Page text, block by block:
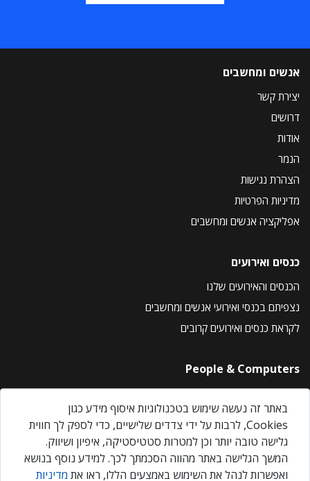
אנשים ומחשבים
יצירת קשר
דרושים
אודות
הנמר
הצהרת נגישות
מדיניות הפרטיות
אפליקציה אנשים ומחשבים
כנסים ואירועים
הכנסים והאירועים שלנו
נצפיתם בכנסי ואירועי אנשים ומחשבים
לקראת כנסים ואירועים קרובים
People & Computers
About Us
Privacy Policy
Contact Us
Our Events
באתר זה נעשה שימוש בטכנולוגיות איסוף מידע כגון
Cookies, לרבות על ידי צדדים שלישיים, כדי לספק לך חווית
גלישה טובה יותר וכן למטרות סטטיסטיקה, איפיון ושיווק.
המשך הגלישה באתר מהווה הסכמתך לכך. למידע נוסף בנושא
ואפשרות לנהל את השימוש באמצעים הללו, ראו את מדיניות